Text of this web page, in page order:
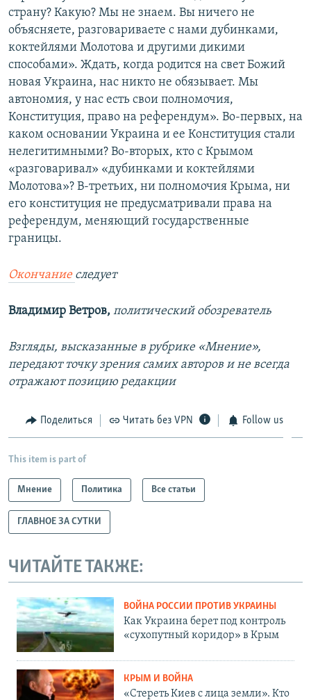
страну? Какую? Мы не знаем. Вы ничего не
объясняете, разговариваете с нами дубинками,
коктейлями Молотова и другими дикими
способами». Ждать, когда родится на свет Божий
новая Украина, нас никто не обязывает. Мы
автономия, у нас есть свои полномочия,
Конституция, право на референдум». Во-первых, на
каком основании Украина и ее Конституция стали
нелегитимными? Во-вторых, кто с Крымом
«разговаривал» «дубинками и коктейлями
Молотова»? В-третьих, ни полномочия Крыма, ни
его конституция не предусматривали права на
референдум, меняющий государственные
границы.
Окончание следует
Владимир Ветров, политический обозреватель
Взгляды, высказанные в рубрике «Мнение»,
передают точку зрения самих авторов и не всегда
отражают позицию редакции
Поделиться Читать без VPN Follow us
This item is part of
Мнение Политика Все статьи
ГЛАВНОЕ ЗА СУТКИ
ЧИТАЙТЕ ТАКЖЕ:
ВОЙНА РОССИИ ПРОТИВ УКРАИНЫ
Как Украина берет под контроль
«сухопутный коридор» в Крым
КРЫМ И ВОЙНА
«Стереть Киев с лица земли». Кто